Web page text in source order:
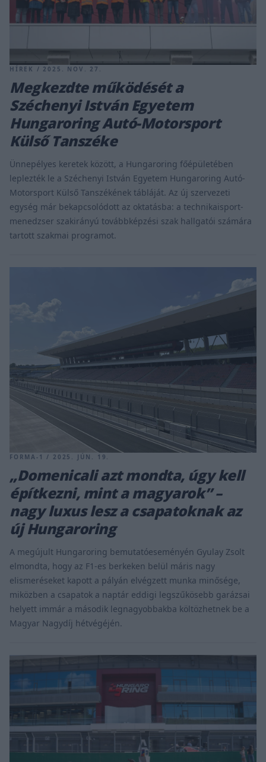
HÍREK / 2025. NOV. 27.
Megkezdte működését a
Széchenyi István Egyetem
Hungaroring Autó-Motorsport
Külső Tanszéke
Ünnepélyes keretek között, a Hungaroring főépületében
leplezték le a Széchenyi István Egyetem Hungaroring Autó-
Motorsport Külső Tanszékének tábláját. Az új szervezeti
egység már bekapcsolódott az oktatásba: a technikaisport-
menedzser szakirányú továbbképzési szak hallgatói számára
tartott szakmai programot.
FORMA-1 / 2025. JÚN. 19.
„Domenicali azt mondta, úgy kell
építkezni, mint a magyarok” –
nagy luxus lesz a csapatoknak az
új Hungaroring
A megújult Hungaroring bemutatóeseményén Gyulay Zsolt
elmondta, hogy az F1-es berkeken belül máris nagy
elismeréseket kapott a pályán elvégzett munka minősége,
miközben a csapatok a naptár eddigi legszűkösebb garázsai
helyett immár a második legnagyobbakba költözhetnek be a
Magyar Nagydíj hétvégéjén.